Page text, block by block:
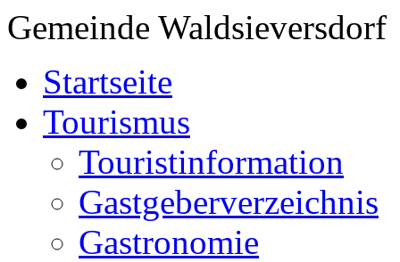
Gemeinde Waldsieversdorf
Startseite
Tourismus
Touristinformation
Gastgeberverzeichnis
Gastronomie